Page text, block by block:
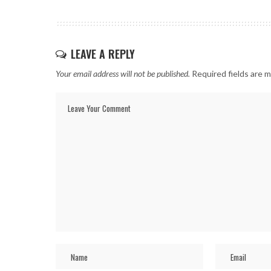
LEAVE A REPLY
Your email address will not be published. Required fields are